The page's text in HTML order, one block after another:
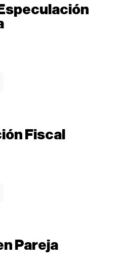
Fiscal
Pareja